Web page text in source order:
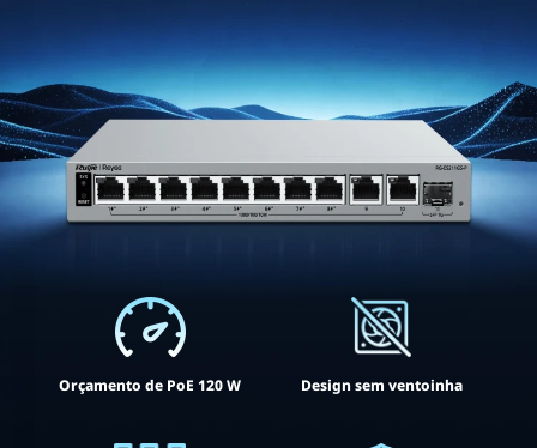
Orçamento de PoE 120 W Design sem ventoinha